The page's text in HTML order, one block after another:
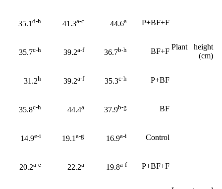
Plant height
(cm)
P+BF+F
44.6a
41.3a-c
35.1 d-h
BF+F
36.7b-h
39.2a-f
35.7c-h
P+BF
35.3c-h
39.2a-f
31.2h
BF
37.9b-g
44.4a
35.8c-h
Control
16.9a-i
19.1 a-g
14.9e-i
P+BF+F
19.8a-f
22.2a
20.2a-e